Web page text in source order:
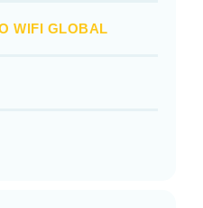
WIFI GLOBAL